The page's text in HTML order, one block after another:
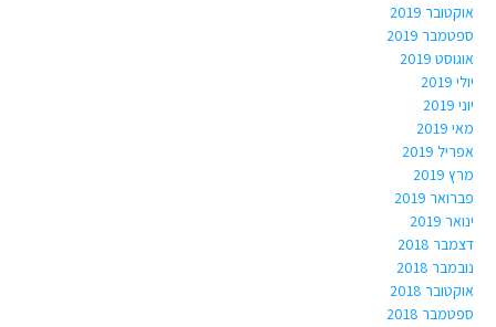
אוקטובר 2019
ספטמבר 2019
אוגוסט 2019
יולי 2019
יוני 2019
מאי 2019
אפריל 2019
מרץ 2019
פברואר 2019
ינואר 2019
דצמבר 2018
נובמבר 2018
אוקטובר 2018
ספטמבר 2018